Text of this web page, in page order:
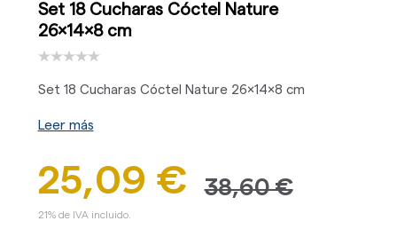
Set 18 Cucharas Cóctel Nature
26x14x8 cm
Set 18 Cucharas Cóctel Nature 26x14x8 cm
Leer más
25,09 € 38,60 €
21% de IVA incluido.